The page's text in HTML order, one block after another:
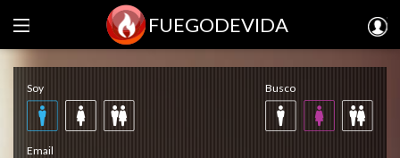
FUEGODEVIDA
Regístrate gratis
Soy Busco
Email